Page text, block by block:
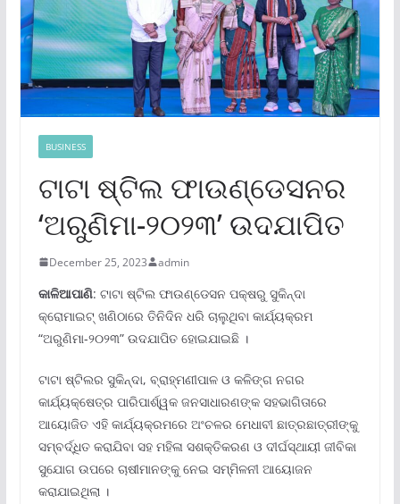
BUSINESS
ଟାଟା ଷ୍ଟିଲ ଫାଉଣ୍ଡେସନର
‘ଅରୁଣିମା-୨୦୨୩’ ଉଦଯାପିତ
December 25, 2023 admin
କାଳିଆପାଣି: ଟାଟା ଷ୍ଟିଲ ଫାଉଣ୍ଡେସନ ପକ୍ଷରୁ ସୁକିନ୍ଦା
କ୍ରୋମାଇଟ୍ ଖଣିଠାରେ ତିନିଦିନ ଧରି ଚାଲୁଥିବା କାର୍ଯ୍ୟକ୍ରମ
“ଅରୁଣିମା-୨୦୨୩” ଉଦଯାପିତ ହୋଇଯାଇଛି ।
ଟାଟା ଷ୍ଟିଲର ସୁକିନ୍ଦା, ବ୍ରାହ୍ମଣୀପାଳ ଓ କଳିଙ୍ଗ ନଗର
କାର୍ଯ୍ୟକ୍ଷେତ୍ର ପାରିପାର୍ଶ୍ୱକ ଜନସାଧାରଣଙ୍କ ସହଭାଗିତାରେ
ଆୟୋଜିତ ଏହି କାର୍ଯ୍ୟକ୍ରମରେ ଅଂଚଳର ମେଧାବୀ ଛାତ୍ରଛାତ୍ରୀଙ୍କୁ
ସମ୍ବର୍ଦ୍ଧିତ କରାଯିବା ସହ ମହିଳା ସଶକ୍ତିକରଣ ଓ ଦୀର୍ଘସ୍ଥାୟୀ ଜୀବିକା
ସୁଯୋଗ ଉପରେ ଚାଷୀମାନଙ୍କୁ ନେଇ ସମ୍ମିଳନୀ ଆୟୋଜନ
କରାଯାଇଥିଲା ।